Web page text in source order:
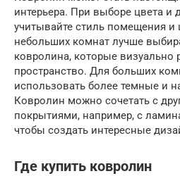
интерьера. При выборе цвета и
учитывайте стиль помещения
небольших комнат лучше
ковролина, которые визуально
пространство. Для больших
использовать более темные и
Ковролин можно сочетать с
покрытиями, например, с
чтобы создать интересные
Где купить ковролин